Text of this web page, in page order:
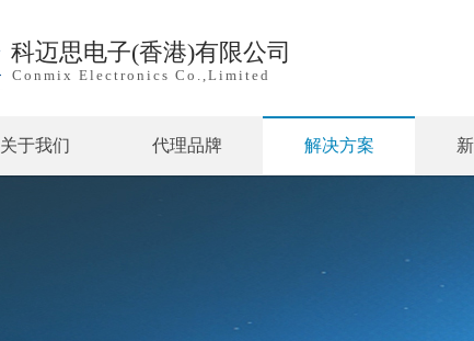
科迈思电子(香港)有限公司
Conmix Electronics Co.,Limited
关于我们 代理品牌 解决方案